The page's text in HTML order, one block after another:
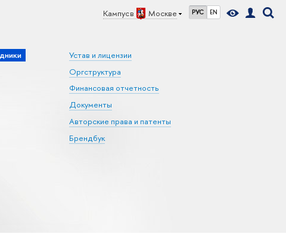
Кампус в Москве РУС EN
Устав и лицензии
Оргструктура
Финансовая отчетность
Документы
Авторские права и патенты
Брендбук